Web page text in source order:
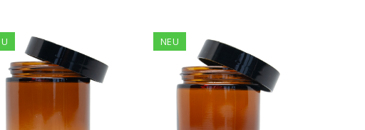
NEU